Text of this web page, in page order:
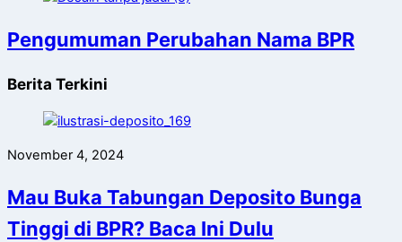
Pengumuman Perubahan Nama BPR
Berita Terkini
November 4, 2024
Mau Buka Tabungan Deposito Bunga
Tinggi di BPR? Baca Ini Dulu